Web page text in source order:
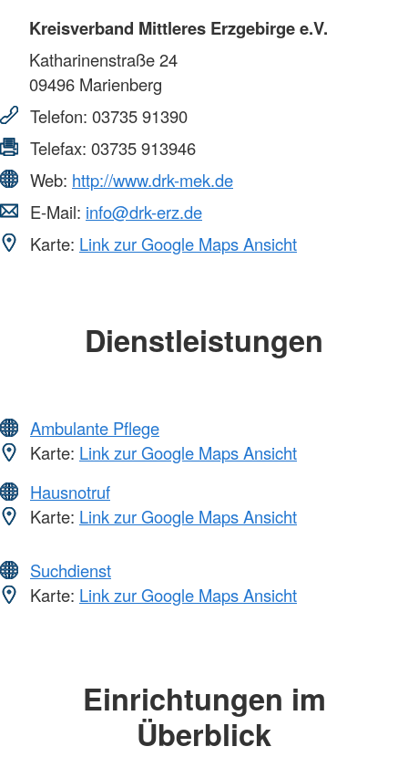
Kreisverband Mittleres Erzgebirge e.V.
Katharinenstraße 24
09496 Marienberg
Telefon: 03735 91390
Telefax: 03735 913946
Web: http://www.drk-mek.de
E-Mail: info@drk-erz.de
Karte: Link zur Google Maps Ansicht
Dienstleistungen
Ambulante Pflege
Karte: Link zur Google Maps Ansicht
Hausnotruf
Karte: Link zur Google Maps Ansicht
Suchdienst
Karte: Link zur Google Maps Ansicht
Einrichtungen im
Überblick